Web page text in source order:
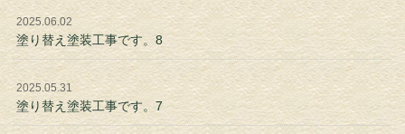
2025.06.02
塗り替え塗装工事です。8
2025.05.31
塗り替え塗装工事です。7